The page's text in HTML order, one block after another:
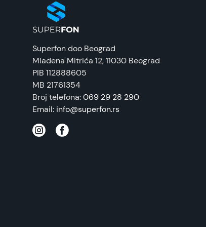
Zemlja porekla:
Prava potrošača:
Napomena:
Superfon doo Beograd
Mladena Mitrića 12, 11030 Beograd
PIB 112888605
MB 21761354
Broj telefona:069 29 28 290
Email: info@superfon.rs